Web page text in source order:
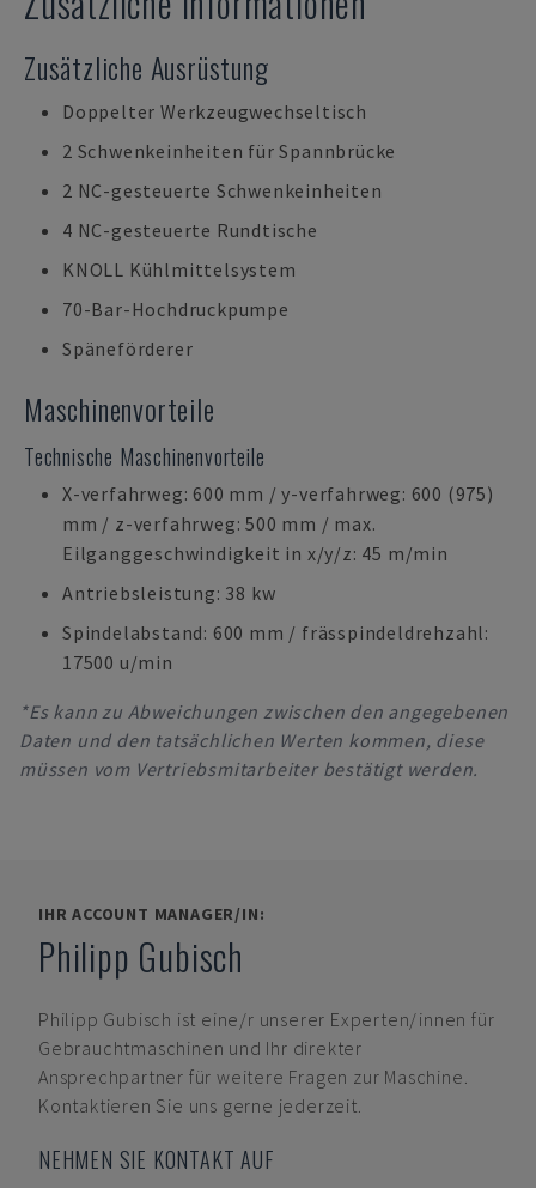
Zusätzliche Ausrüstung
Doppelter Werkzeugwechseltisch
2 Schwenkeinheiten für Spannbrücke
2 NC-gesteuerte Schwenkeinheiten
4 NC-gesteuerte Rundtische
KNOLL Kühlmittelsystem
70-Bar-Hochdruckpumpe
Späneförderer
Maschinenvorteile
Technische Maschinenvorteile
X-verfahrweg: 600 mm / y-verfahrweg: 600 (975)
mm / z-verfahrweg: 500 mm / max.
Eilganggeschwindigkeit in x/y/z: 45 m/min
Antriebsleistung: 38 kw
Spindelabstand: 600 mm / frässpindeldrehzahl:
17500 u/min
*Es kann zu Abweichungen zwischen den angegebenen
Daten und den tatsächlichen Werten kommen, diese
müssen vom Vertriebsmitarbeiter bestätigt werden.
IHR ACCOUNT MANAGER/IN:
Philipp Gubisch
Philipp Gubisch ist eine/r unserer Experten/innen für
Gebrauchtmaschinen und Ihr direkter
Ansprechpartner für weitere Fragen zur Maschine.
Kontaktieren Sie uns gerne jederzeit.
NEHMEN SIE KONTAKT AUF